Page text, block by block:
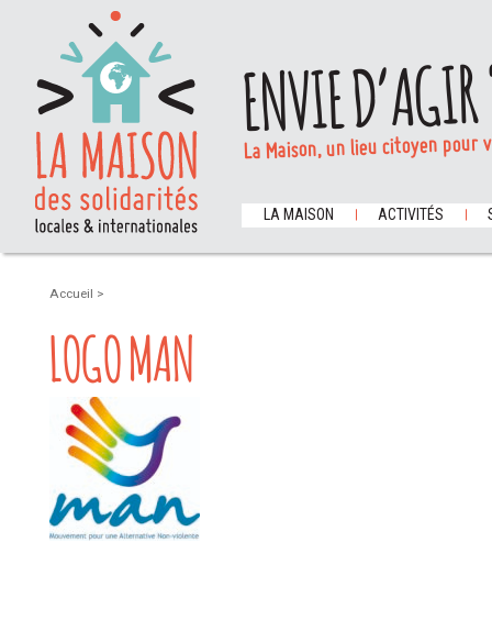
ENVIE
La Maison, un lieu citoyen
LA MAISON ACTIVITÉS
Accueil >
LOGO MAN